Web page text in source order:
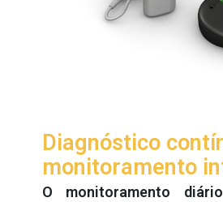
Diagnóstico
monitoramento
O monitoramento diário